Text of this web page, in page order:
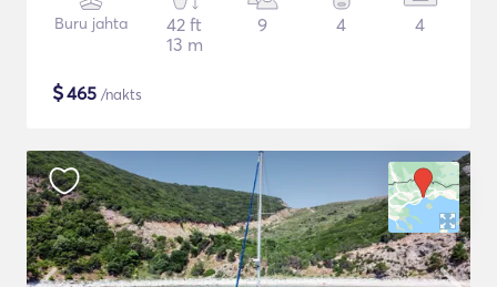
Buru jahta
42 ft
13 m
9 4 4
$465 /nakts